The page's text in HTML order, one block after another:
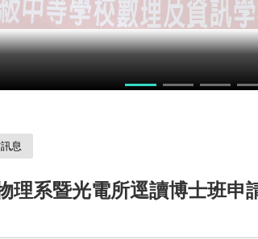
力競賽
息
理系暨光電所逕讀博士班申